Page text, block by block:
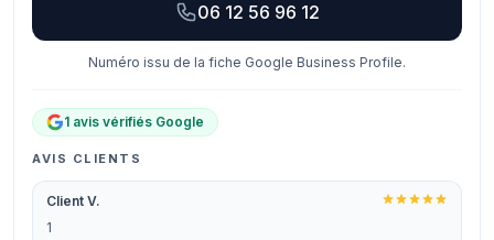
06 12 56 96 12
Numéro issu de la fiche Google Business Profile.
1 avis vérifiés Google
AVIS CLIENTS
Client V.
1